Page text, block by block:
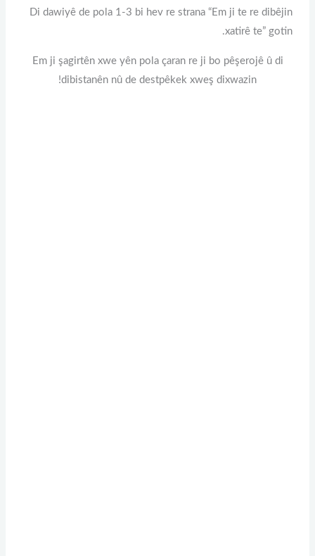
Di dawiyê de pola 1-3 bi hev re strana “Em ji te re dibêjin
xatirê te” gotin.
Em ji şagirtên xwe yên pola çaran re ji bo pêşerojê û di
dibistanên nû de destpêkek xweş dixwazin!